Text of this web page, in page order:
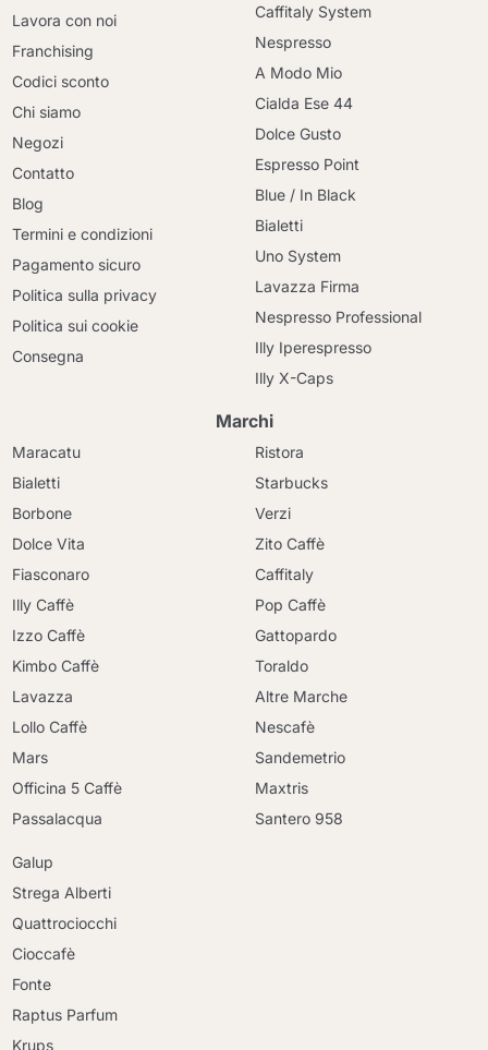
Lavora con noi
Franchising
Codici sconto
Chi siamo
Negozi
Contatto
Blog
Termini e condizioni
Pagamento sicuro
Politica sulla privacy
Politica sui cookie
Consegna
Caffitaly System
Nespresso
A Modo Mio
Cialda Ese 44
Dolce Gusto
Espresso Point
Blue / In Black
Bialetti
Uno System
Lavazza Firma
Nespresso Professional
Illy Iperespresso
Illy X-Caps
Marchi
Maracatu
Bialetti
Borbone
Dolce Vita
Fiasconaro
Illy Caffè
Izzo Caffè
Kimbo Caffè
Lavazza
Lollo Caffè
Mars
Officina 5 Caffè
Passalacqua
Ristora
Starbucks
Verzi
Zito Caffè
Caffitaly
Pop Caffè
Gattopardo
Toraldo
Altre Marche
Nescafè
Sandemetrio
Maxtris
Santero 958
Galup
Strega Alberti
Quattrociocchi
Cioccafè
Fonte
Raptus Parfum
Krups